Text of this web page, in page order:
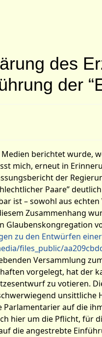
des
der
berichtet wurde,
mich, erneut in
der
Paare”
ist – sowohl aus
Zusammenhang
Glaubenskongregation
zu den Entwürfen
files_public/
Versammlung
vorgelegt, hat der
zu votieren.
auf die
hier um die Pflicht, für
die angestrebte